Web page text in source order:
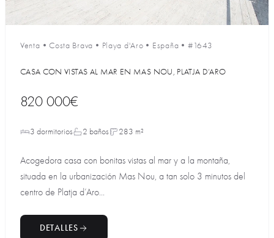
Venta •Costa Brava • Playa d'Aro • España • #1643
CASA CON VISTAS AL MAR EN MAS NOU, PLATJA D’ARO
820 000€
3 dormitorios 2 baños 283 m²
Acogedora casa con bonitas vistas al mar y a la montaña,
situada en la urbanización Mas Nou, a tan solo 3 minutos del
centro de Platja d’Aro...
DETALLES